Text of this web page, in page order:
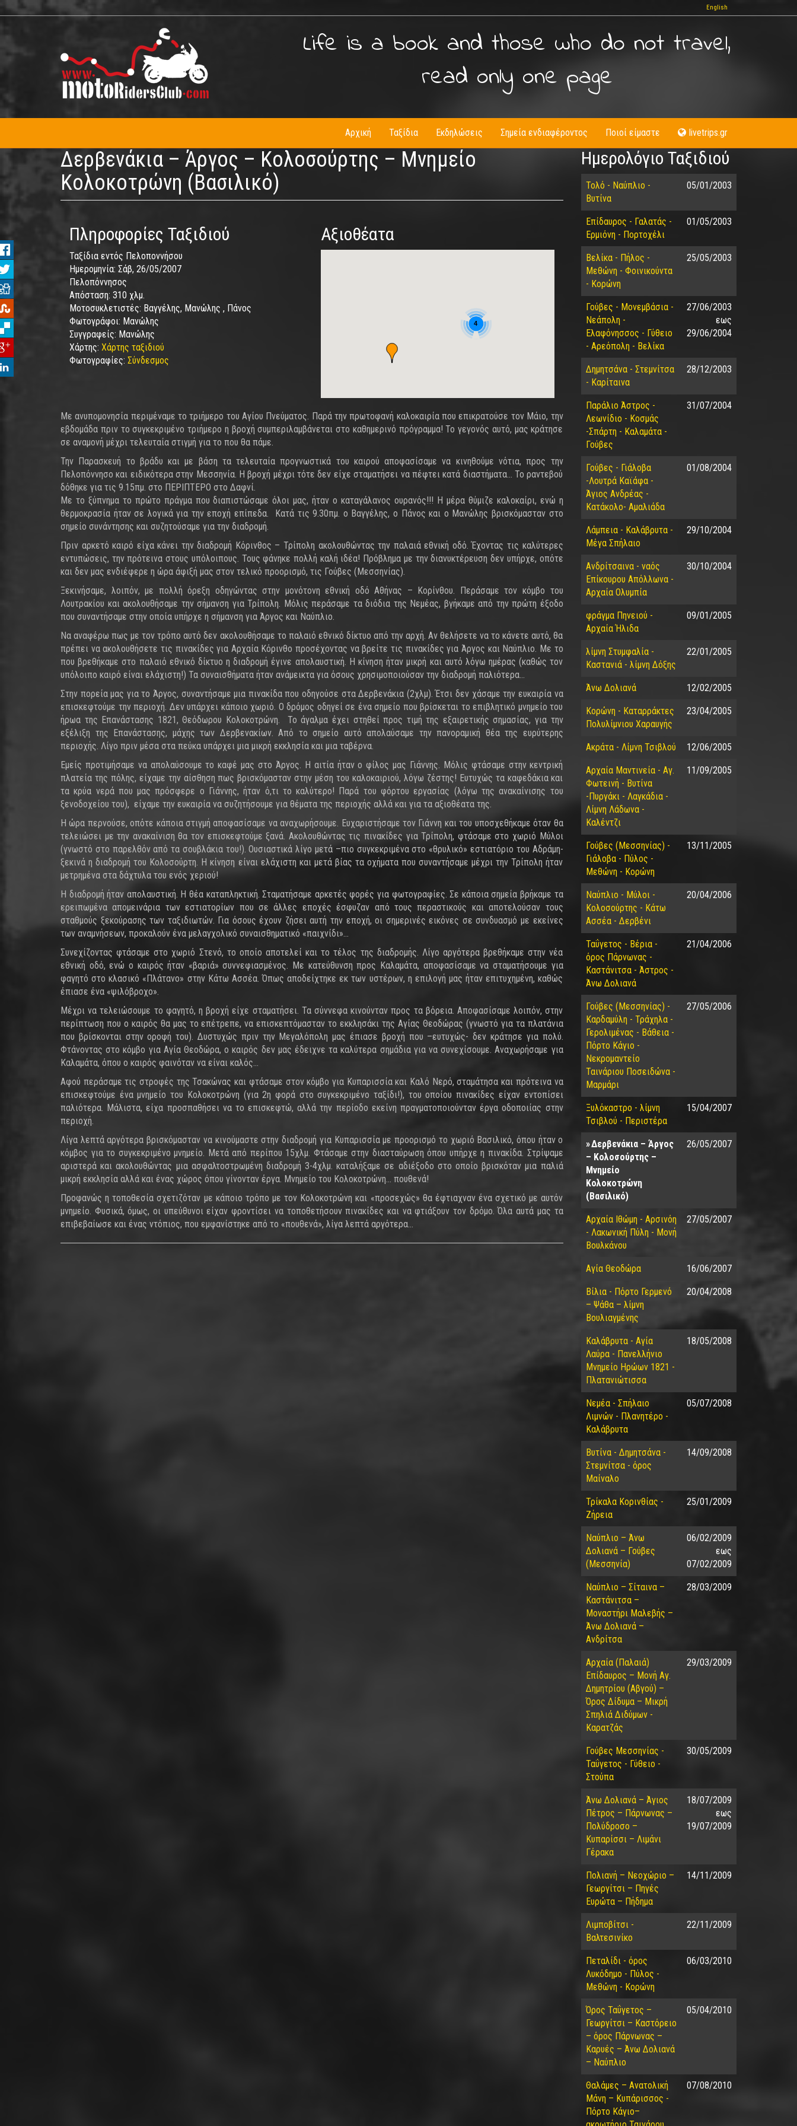
Παράκαμψη
προς
περιεχόμενο
English
Life is a book and those who do not travel,
read only one page
Αρχική Ταξίδια Εκδηλώσεις Σημεία ενδιαφέροντος Ποιοί είμαστε livetrips.gr
Δερβενάκια – Άργος – Κολοσούρτης – Μνημείο
Κολοκοτρώνη (Βασιλικό)
Πληροφορίες Ταξιδιού
Ταξίδια εντός Πελοποννήσου
Ημερομηνία: Σάβ, 26/05/2007
Πελοπόννησος
Απόσταση: 310 χλμ.
Μοτοσυκλετιστές: Βαγγέλης, Μανώλης , Πάνος
Φωτογράφοι: Μανώλης
Συγγραφείς: Μανώλης
Χάρτης: Χάρτης ταξιδιού
Φωτογραφίες: Σύνδεσμος
Αξιοθέατα
4
Με ανυπομονησία περιμέναμε το τριήμερο του Αγίου Πνεύματος. Παρά την πρωτοφανή καλοκαιρία που επικρατούσε τον Μάιο, την
εβδομάδα πριν το συγκεκριμένο τριήμερο η βροχή συμπεριλαμβάνεται στο καθημερινό πρόγραμμα! Το γεγονός αυτό, μας κράτησε
σε αναμονή μέχρι τελευταία στιγμή για το που θα πάμε.
Την Παρασκευή το βράδυ και με βάση τα τελευταία προγνωστικά του καιρού αποφασίσαμε να κινηθούμε νότια, προς την
Πελοπόννησο και ειδικότερα στην Μεσσηνία. Η βροχή μέχρι τότε δεν είχε σταματήσει να πέφτει κατά διαστήματα… Το ραντεβού
δόθηκε για τις 9.15πμ. στο ΠΕΡΙΠΤΕΡΟ στο Δαφνί.
Με το ξύπνημα το πρώτο πράγμα που διαπιστώσαμε όλοι μας, ήταν ο καταγάλανος ουρανός!!! Η μέρα θύμιζε καλοκαίρι, ενώ η
θερμοκρασία ήταν σε λογικά για την εποχή επίπεδα. Κατά τις 9.30πμ. ο Βαγγέλης, ο Πάνος και ο Μανώλης βρισκόμασταν στο
σημείο συνάντησης και συζητούσαμε για την διαδρομή.
Πριν αρκετό καιρό είχα κάνει την διαδρομή Κόρινθος – Τρίπολη ακολουθώντας την παλαιά εθνική οδό. Έχοντας τις καλύτερες
εντυπώσεις, την πρότεινα στους υπόλοιπους. Τους φάνηκε πολλή καλή ιδέα! Πρόβλημα με την διανυκτέρευση δεν υπήρχε, οπότε
και δεν μας ενδιέφερε η ώρα άφιξή μας στον τελικό προορισμό, τις Γούβες (Μεσσηνίας).
Ξεκινήσαμε, λοιπόν, με πολλή όρεξη οδηγώντας στην μονότονη εθνική οδό Αθήνας – Κορίνθου. Περάσαμε τον κόμβο του
Λουτρακίου και ακολουθήσαμε την σήμανση για Τρίπολη. Μόλις περάσαμε τα διόδια της Νεμέας, βγήκαμε από την πρώτη έξοδο
που συναντήσαμε στην οποία υπήρχε η σήμανση για Άργος και Ναύπλιο.
Να αναφέρω πως με τον τρόπο αυτό δεν ακολουθήσαμε το παλαιό εθνικό δίκτυο από την αρχή. Αν θελήσετε να το κάνετε αυτό, θα
πρέπει να ακολουθήσετε τις πινακίδες για Αρχαία Κόρινθο προσέχοντας να βρείτε τις πινακίδες για Άργος και Ναύπλιο. Με το
που βρεθήκαμε στο παλαιό εθνικό δίκτυο η διαδρομή έγινε απολαυστική. Η κίνηση ήταν μικρή και αυτό λόγω ημέρας (καθώς τον
υπόλοιπο καιρό είναι ελάχιστη!) Τα συναισθήματα ήταν ανάμεικτα για όσους χρησιμοποιούσαν την διαδρομή παλιότερα…
Στην πορεία μας για το Άργος, συναντήσαμε μια πινακίδα που οδηγούσε στα Δερβενάκια (2χλμ). Έτσι δεν χάσαμε την ευκαιρία να
επισκεφτούμε την περιοχή. Δεν υπάρχει κάποιο χωριό. Ο δρόμος οδηγεί σε ένα σημείο που βρίσκεται το επιβλητικό μνημείο του
ήρωα της Επανάστασης 1821, Θεόδωρου Κολοκοτρώνη. Το άγαλμα έχει στηθεί προς τιμή της εξαιρετικής σημασίας, για την
εξέλιξη της Επανάστασης, μάχης των Δερβενακίων. Από το σημείο αυτό απολαύσαμε την πανοραμική θέα της ευρύτερης
περιοχής. Λίγο πριν μέσα στα πεύκα υπάρχει μια μικρή εκκλησία και μια ταβέρνα.
Εμείς προτιμήσαμε να απολαύσουμε το καφέ μας στο Άργος. Η αιτία ήταν ο φίλος μας Γιάννης. Μόλις φτάσαμε στην κεντρική
πλατεία της πόλης, είχαμε την αίσθηση πως βρισκόμασταν στην μέση του καλοκαιριού, λόγω ζέστης! Ευτυχώς τα καφεδάκια και
τα κρύα νερά που μας πρόσφερε ο Γιάννης, ήταν ό,τι το καλύτερο! Παρά του φόρτου εργασίας (λόγω της ανακαίνισης του
ξενοδοχείου του), είχαμε την ευκαιρία να συζητήσουμε για θέματα της περιοχής αλλά και για τα αξιοθέατα της.
Η ώρα περνούσε, οπότε κάποια στιγμή αποφασίσαμε να αναχωρήσουμε. Ευχαριστήσαμε τον Γιάννη και του υποσχεθήκαμε όταν θα
τελειώσει με την ανακαίνιση θα τον επισκεφτούμε ξανά. Ακολουθώντας τις πινακίδες για Τρίπολη, φτάσαμε στο χωριό Μύλοι
(γνωστό στο παρελθόν από τα σουβλάκια του!). Ουσιαστικά λίγο μετά –πιο συγκεκριμένα στο «θρυλικό» εστιατόριο του Αδράμη-
ξεκινά η διαδρομή του Κολοσούρτη. Η κίνηση είναι ελάχιστη και μετά βίας τα οχήματα που συναντήσαμε μέχρι την Τρίπολη ήταν
μετρημένα στα δάχτυλα του ενός χεριού!
Η διαδρομή ήταν απολαυστική. Η θέα καταπληκτική. Σταματήσαμε αρκετές φορές για φωτογραφίες. Σε κάποια σημεία βρήκαμε τα
ερειπωμένα απομεινάρια των εστιατορίων που σε άλλες εποχές έσφυζαν από τους περαστικούς και αποτελούσαν τους
σταθμούς ξεκούρασης των ταξιδιωτών. Για όσους έχουν ζήσει αυτή την εποχή, οι σημερινές εικόνες σε συνδυασμό με εκείνες
των αναμνήσεων, προκαλούν ένα μελαγχολικό συναισθηματικό «παιχνίδι»…
Συνεχίζοντας φτάσαμε στο χωριό Στενό, το οποίο αποτελεί και το τέλος της διαδρομής. Λίγο αργότερα βρεθήκαμε στην νέα
εθνική οδό, ενώ ο καιρός ήταν «βαριά» συννεφιασμένος. Με κατεύθυνση προς Καλαμάτα, αποφασίσαμε να σταματήσουμε για
φαγητό στο κλασικό «Πλάτανο» στην Κάτω Ασσέα. Όπως αποδείχτηκε εκ των υστέρων, η επιλογή μας ήταν επιτυχημένη, καθώς
έπιασε ένα «ψιλόβροχο».
Μέχρι να τελειώσουμε το φαγητό, η βροχή είχε σταματήσει. Τα σύννεφα κινούνταν προς τα βόρεια. Αποφασίσαμε λοιπόν, στην
περίπτωση που ο καιρός θα μας το επέτρεπε, να επισκεπτόμασταν το εκκλησάκι της Αγίας Θεοδώρας (γνωστό για τα πλατάνια
που βρίσκονται στην οροφή του). Δυστυχώς πριν την Μεγαλόπολη μας έπιασε βροχή που –ευτυχώς- δεν κράτησε για πολύ.
Φτάνοντας στο κόμβο για Αγία Θεοδώρα, ο καιρός δεν μας έδειχνε τα καλύτερα σημάδια για να συνεχίσουμε. Αναχωρήσαμε για
Καλαμάτα, όπου ο καιρός φαινόταν να είναι καλός…
Αφού περάσαμε τις στροφές της Τσακώνας και φτάσαμε στον κόμβο για Κυπαρισσία και Καλό Νερό, σταμάτησα και πρότεινα να
επισκεφτούμε ένα μνημείο του Κολοκοτρώνη (για 2η φορά στο συγκεκριμένο ταξίδι!), του οποίου πινακίδες είχαν εντοπίσει
παλιότερα. Μάλιστα, είχα προσπαθήσει να το επισκεφτώ, αλλά την περίοδο εκείνη πραγματοποιούνταν έργα οδοποιίας στην
περιοχή.
Λίγα λεπτά αργότερα βρισκόμασταν να κινούμαστε στην διαδρομή για Κυπαρισσία με προορισμό το χωριό Βασιλικό, όπου ήταν ο
κόμβος για το συγκεκριμένο μνημείο. Μετά από περίπου 15χλμ. Φτάσαμε στην διασταύρωση όπου υπήρχε η πινακίδα. Στρίψαμε
αριστερά και ακολουθώντας μια ασφαλτοστρωμένη διαδρομή 3-4χλμ. καταλήξαμε σε αδιέξοδο στο οποίο βρισκόταν μια παλιά
μικρή εκκλησία αλλά και ένας χώρος όπου γίνονταν έργα. Μνημείο του Κολοκοτρώνη… πουθενά!
Προφανώς η τοποθεσία σχετιζόταν με κάποιο τρόπο με τον Κολοκοτρώνη και «προσεχώς» θα έφτιαχναν ένα σχετικό με αυτόν
μνημείο. Φυσικά, όμως, οι υπεύθυνοι είχαν φροντίσει να τοποθετήσουν πινακίδες και να φτιάξουν τον δρόμο. Όλα αυτά μας τα
επιβεβαίωσε και ένας ντόπιος, που εμφανίστηκε από το «πουθενά», λίγα λεπτά αργότερα…
Ημερολόγιο Ταξιδιού
Τολό - Ναύπλιο -
Βυτίνα
05/01/2003
Επίδαυρος - Γαλατάς -
Ερμιόνη - Πορτοχέλι
01/05/2003
Βελίκα - Πήλος -
Μεθώνη - Φοινικούντα
- Κορώνη
25/05/2003
Γούβες - Μονεμβάσια -
Νεάπολη -
Ελαφόνησσος - Γύθειο
- Αρεόπολη - Βελίκα
27/06/2003
εως
29/06/2004
Δημητσάνα - Στεμνίτσα
- Καρίταινα
28/12/2003
Παράλιο Άστρος -
Λεωνίδιο - Κοσμάς
-Σπάρτη - Καλαμάτα -
Γούβες
31/07/2004
Γούβες - Γιάλοβα
-Λουτρά Καϊάφα -
Άγιος Ανδρέας -
Κατάκολο- Αμαλιάδα
01/08/2004
Λάμπεια - Καλάβρυτα -
Μέγα Σπήλαιο
29/10/2004
Ανδρίτσαινα - ναός
Επίκουρου Απόλλωνα -
Αρχαία Ολυμπία
30/10/2004
φράγμα Πηνειού -
Αρχαία Ήλιδα
09/01/2005
λίμνη Στυμφαλία -
Καστανιά - λίμνη Δόξης
22/01/2005
Άνω Δολιανά 12/02/2005
Κορώνη - Καταρράκτες
Πολυλίμνιου Χαραυγής
23/04/2005
Ακράτα - Λίμνη Τσιβλού 12/06/2005
Αρχαία Μαντινεία - Αγ.
Φωτεινή - Βυτίνα
-Πυργάκι - Λαγκάδια -
Λίμνη Λάδωνα -
Καλέντζι
11/09/2005
Γούβες (Μεσσηνίας) -
Γιάλοβα - Πύλος -
Μεθώνη - Κορώνη
13/11/2005
Ναύπλιο - Μύλοι -
Κολοσούρτης - Κάτω
Ασσέα - Δερβένι
20/04/2006
Ταΰγετος - Βέρια -
όρος Πάρνωνας -
Καστάνιτσα - Άστρος -
Άνω Δολιανά
21/04/2006
Γούβες (Μεσσηνίας) -
Καρδαμύλη - Τράχηλα -
Γερολιμένας - Βάθεια -
Πόρτο Κάγιο -
Νεκρομαντείο
Ταινάριου Ποσειδώνα -
Μαρμάρι
27/05/2006
Ξυλόκαστρο - λίμνη
Τσιβλού - Περιστέρα
15/04/2007
Δερβενάκια – Άργος
– Κολοσούρτης –
Μνημείο
Κολοκοτρώνη
(Βασιλικό)
26/05/2007
Αρχαία Ιθώμη - Αρσινόη
- Λακωνική Πύλη - Μονή
Βουλκάνου
27/05/2007
Αγία Θεοδώρα 16/06/2007
Βίλια - Πόρτο Γερμενό
– Ψάθα – λίμνη
Βουλιαγμένης
20/04/2008
Καλάβρυτα - Αγία
Λαύρα - Πανελλήνιο
Μνημείο Ηρώων 1821 -
Πλατανιώτισσα
18/05/2008
Νεμέα - Σπήλαιο
Λιμνών - Πλανητέρο -
Καλάβρυτα
05/07/2008
Βυτίνα - Δημητσάνα -
Στεμνίτσα - όρος
Μαίναλο
14/09/2008
Τρίκαλα Κορινθίας -
Ζήρεια
25/01/2009
Ναύπλιο – Άνω
Δολιανά – Γούβες
(Μεσσηνία)
06/02/2009
εως
07/02/2009
Ναύπλιο – Σίταινα –
Καστάνιτσα –
Μοναστήρι Μαλεβής –
Άνω Δολιανά –
Ανδρίτσα
28/03/2009
Αρχαία (Παλαιά)
Επίδαυρος – Μονή Αγ.
Δημητρίου (Αβγού) –
Όρος Δίδυμα – Μικρή
Σπηλιά Διδύμων -
Καρατζάς
29/03/2009
Γούβες Μεσσηνίας -
Ταΰγετος - Γύθειο -
Στούπα
30/05/2009
Άνω Δολιανά – Άγιος
Πέτρος – Πάρνωνας –
Πολύδροσο –
Κυπαρίσσι – Λιμάνι
Γέρακα
18/07/2009
εως
19/07/2009
Πολιανή – Νεοχώριο –
Γεωργίτσι – Πηγές
Ευρώτα – Πήδημα
14/11/2009
Λιμποβίτσι -
Βαλτεσινίκο
22/11/2009
Πεταλίδι - όρος
Λυκόδημο - Πύλος -
Μεθώνη - Κορώνη
06/03/2010
Όρος Ταΰγετος –
Γεωργίτσι – Καστόρειο
– όρος Πάρνωνας –
Καρυές – Άνω Δολιανά
– Ναύπλιο
05/04/2010
Θαλάμες – Ανατολική
Μάνη – Κυπάρισσος -
Πόρτο Κάγιο–
07/08/2010